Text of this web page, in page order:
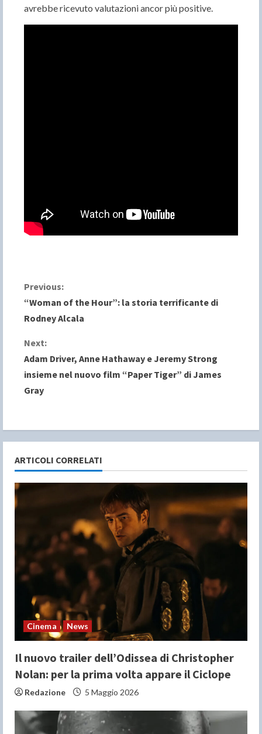
avrebbe ricevuto valutazioni ancor più positive.
C
o
n
t
i
u
e
R
d
i
n
g
Previous:
“Woman of the Hour”: la storia terrificante di
Rodney Alcala
Next:
Adam Driver, Anne Hathaway e Jeremy Strong
insieme nel nuovo film “Paper Tiger” di James
Gray
ARTICOLI CORRELATI
Cinema News
Il nuovo trailer dell’Odissea di Christopher
Nolan: per la prima volta appare il Ciclope
Redazione 5 Maggio 2026